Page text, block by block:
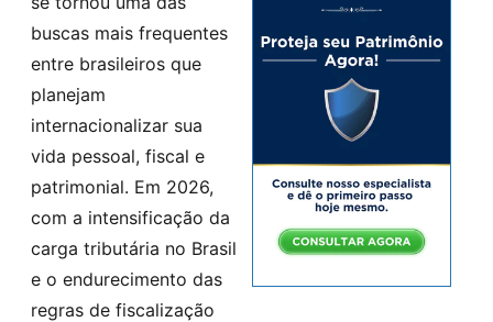
buscas mais frequentes
entre brasileiros que
planejam
internacionalizar sua
vida pessoal, fiscal e
patrimonial. Em 2026,
com a intensificação da
carga tributária no Brasil
e o endurecimento das
regras de fiscalização